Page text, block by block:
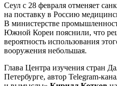
Сеул с 28 февраля отменяет
на поставку в Россию
В министерстве
Южной Кореи пояснили, что
вероятность использования
вооружения небольшая.
Глава Центра изучения стран
Петербурге, автор Telegram-